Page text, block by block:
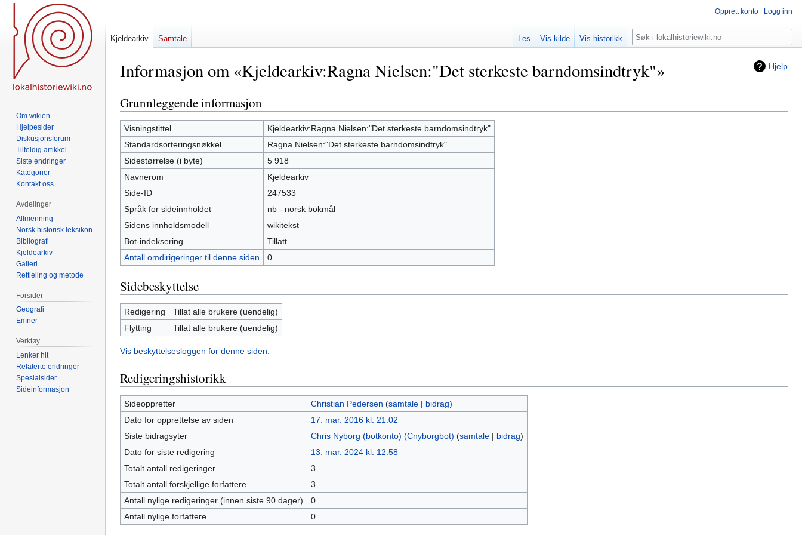
Hjelp
Informasjon om «Kjeldearkiv:Ragna Nielsen:"Det sterkeste barndomsindtryk"»
Hopp
til
navigering
Hopp
til
søk
Grunnleggende informasjon
Visningstittel
Kjeldearkiv:Ragna Nielsen:"Det sterkeste barndomsindtryk"
Standardsorteringsnøkkel
Ragna Nielsen:"Det sterkeste barndomsindtryk"
Sidestørrelse (i byte)
5 918
Navnerom
Kjeldearkiv
Side-ID
247533
Språk for sideinnholdet
nb - norsk bokmål
Sidens innholdsmodell
wikitekst
Bot-indeksering
Tillatt
Antall omdirigeringer til denne siden
0
Sidebeskyttelse
Redigering
Tillat alle brukere (uendelig)
Flytting
Tillat alle brukere (uendelig)
Vis beskyttelsesloggen for denne siden.
Redigeringshistorikk
Sideoppretter Christian Pedersen (samtale| bidrag)
Dato for opprettelse av siden
17. mar. 2016 kl. 21:02
Siste bidragsyter
Chris Nyborg (botkonto) (Cnyborgbot) (samtale| bidrag)
Dato for siste redigering
13. mar. 2024 kl. 12:58
Totalt antall redigeringer
3
Totalt antall forskjellige forfattere
3
Antall nylige redigeringer (innen siste 90 dager)
0
Antall nylige forfattere
0
Opprett konto Logg inn
Kjeldearkiv Samtale Les Vis kilde Vis historikk Søk
Om wikien
Hjelpesider
Diskusjonsforum
Tilfeldig artikkel
Siste endringer
Kategorier
Kontakt oss
Avdelinger
Allmenning
Norsk historisk leksikon
Bibliografi
Kjeldearkiv
Galleri
Rettleiing og metode
Forsider
Geografi
Emner
Verktøy
Lenker hit
Relaterte endringer
Spesialsider
Sideinformasjon